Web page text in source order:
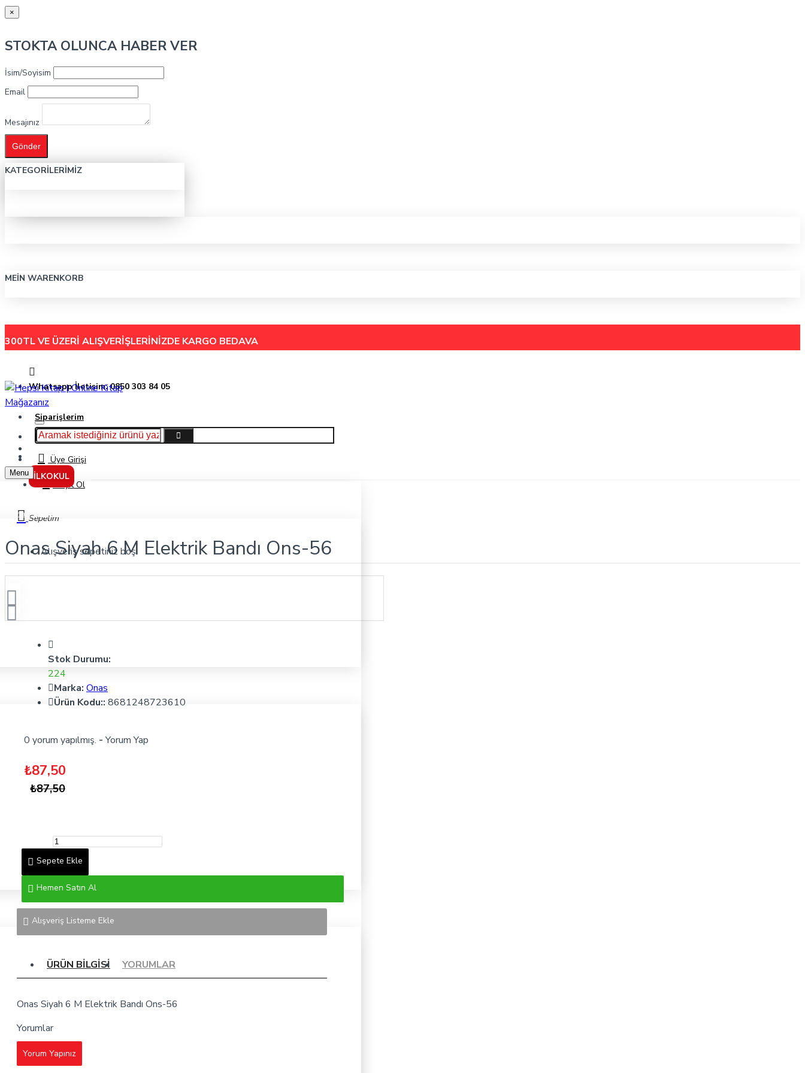
×
STOKTA OLUNCA HABER VER
İsim/Soyisim
Email
Mesajınız
Gönder
KATEGORILERIMIZ
MEIN WARENKORB
300TL VE ÜZERİ ALIŞVERİŞLERİNİZDE KARGO BEDAVA
Whatsapp İletişim: 0850 303 84 05
Siparişlerim
Hakkımızda
İletişimÜye Girişi
Kayıt Ol
Sepetim
Alışveriş sepetiniz boş!
İLKOKUL
Menu
Onas Siyah 6 M Elektrik Bandı Ons-56
Onas Siyah 6 M Elektrik Bandı Ons-56
Stok Durumu:
224
Marka: Onas
Ürün Kodu:: 8681248723610
0 yorum yapılmış. - Yorum Yap
₺87,50
₺87,50
Sepete Ekle
Hemen Satın Al
Alışveriş Listeme Ekle
ÜRÜN BILGISI YORUMLAR
Onas Siyah 6 M Elektrik Bandı Ons-56
Yorumlar
Yorum Yapınız